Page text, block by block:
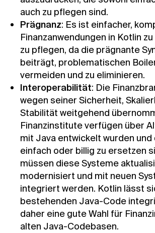
auch zu pflegen sind.
Prägnanz: Es ist einfacher,
Finanzanwendungen in Kotlin
zu pflegen, da die prägnante
beiträgt, problematischen
vermeiden und zu eliminieren.
Interoperabilität: Die
wegen seiner Sicherheit,
Stabilität weitgehend
Finanzinstitute verfügen über
mit Java entwickelt wurden und
einfach oder billig zu ersetzen
müssen diese Systeme
modernisiert und mit neuen
integriert werden. Kotlin lässt
bestehenden Java-Code
daher eine gute Wahl für
alten Java-Codebasen.